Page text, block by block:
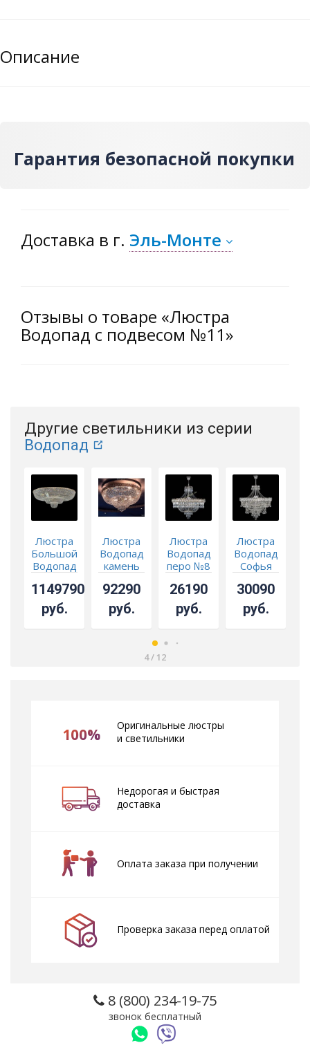
Описание
Гарантия безопасной покупки
Доставка в г. Эль-Монте
Отзывы о товаре «Люстра
Водопад с подвесом №11»
Другие светильники из серии
Водопад
Люстра
Большой
Водопад
1149790
руб.
Люстра
Водопад
камень
-
92290
руб.
Люстра
Водопад
перо №8
подвесом
26190
руб.
Люстра
Водопад
Софья
подвесом
30090
руб.
4/ 12
100%
Оригинальные люстры
и светильники
Недорогая и быстрая
доставка
Оплата заказа при получении
Проверка заказа перед оплатой
8 (800) 234-19-75
звонок бесплатный